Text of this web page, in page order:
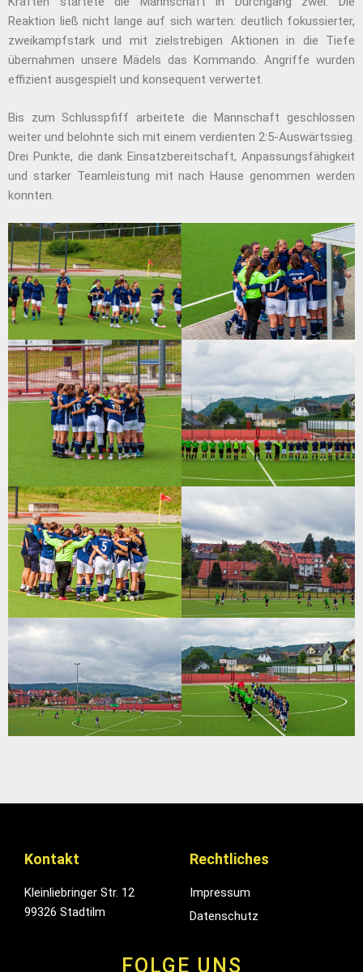
Reaktion ließ nicht lange auf sich warten: deutlich fokussierter,
zweikampfstark und mit zielstrebigen Aktionen in die Tiefe
übernahmen unsere Mädels das Kommando. Angriffe wurden
effizient ausgespielt und konsequent verwertet.
Bis zum Schlusspfiff arbeitete die Mannschaft geschlossen
weiter und belohnte sich mit einem verdienten 2:5-Auswärtssieg.
Drei Punkte, die dank Einsatzbereitschaft, Anpassungsfähigkeit
und starker Teamleistung mit nach Hause genommen werden
konnten.
Kontakt
Kleinliebringer Str. 12
99326 Stadtilm
Rechtliches
Impressum
Datenschutz
FOLGE UNS